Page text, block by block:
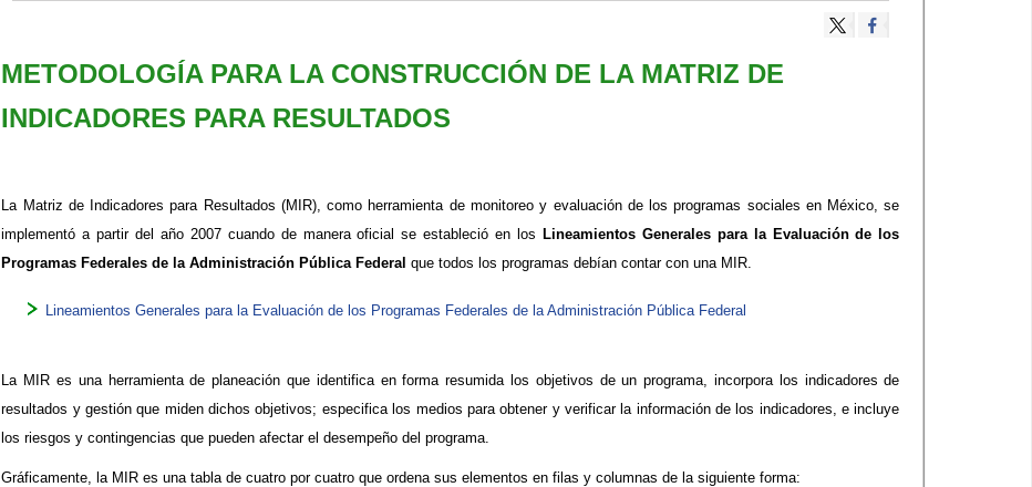
METODOLOGÍA PARA LA CONSTRUCCIÓN DE LA MATRIZ DE
INDICADORES PARA RESULTADOS
La Matriz de Indicadores para Resultados (MIR), como herramienta de monitoreo y evaluación de los programas sociales en México, se
implementó a partir del año 2007 cuando de manera oficial se estableció en los Lineamientos Generales para la Evaluación de los
Programas Federales de la Administración Pública Federalque todos los programas debían contar con una MIR.
Lineamientos Generales para la Evaluación de los Programas Federales de la Administración Pública Federal
La MIR es una herramienta de planeación que identifica en forma resumida los objetivos de un programa, incorpora los indicadores de
resultados y gestión que miden dichos objetivos; especifica los medios para obtener y verificar la información de los indicadores, e incluye
los riesgos y contingencias que pueden afectar el desempeño del programa.
Gráficamente, la MIR es una tabla de cuatro por cuatro que ordena sus elementos en filas y columnas de la siguiente forma: